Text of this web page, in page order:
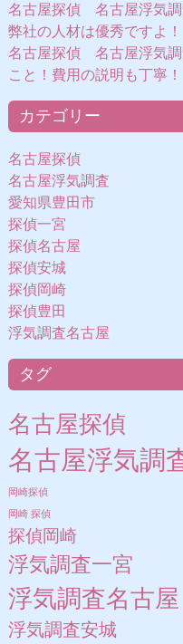
名古屋探偵 名古屋浮気
弊社の人材は優秀ですよ！
名古屋探偵 名古屋浮気
こと！費用の説明も丁寧！
カテゴリー
名古屋探偵
名古屋浮気調査
愛知県豊田市
探偵一宮
探偵名古屋
探偵安城
探偵岡崎
探偵豊田
浮気調査名古屋
タグ
名古屋探偵
名古屋浮気調
岡崎探偵
岡崎 探偵
探偵岡崎
浮気調査一宮
浮気調査名古屋
浮気調査安城